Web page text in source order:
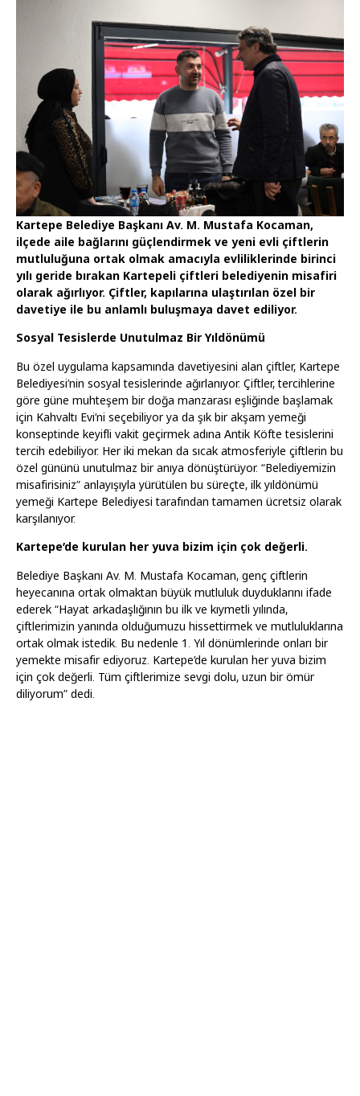
Kartepe Belediye Başkanı Av. M. Mustafa Kocaman,
ilçede aile bağlarını güçlendirmek ve yeni evli çiftlerin
mutluluğuna ortak olmak amacıyla evliliklerinde birinci
yılı geride bırakan Kartepeli çiftleri belediyenin misafiri
olarak ağırlıyor. Çiftler, kapılarına ulaştırılan özel bir
davetiye ile bu anlamlı buluşmaya davet ediliyor.
Sosyal Tesislerde Unutulmaz Bir Yıldönümü
Bu özel uygulama kapsamında davetiyesini alan çiftler, Kartepe
Belediyesi’nin sosyal tesislerinde ağırlanıyor. Çiftler, tercihlerine
göre güne muhteşem bir doğa manzarası eşliğinde başlamak
için Kahvaltı Evi’ni seçebiliyor ya da şık bir akşam yemeği
konseptinde keyifli vakit geçirmek adına Antik Köfte tesislerini
tercih edebiliyor. Her iki mekan da sıcak atmosferiyle çiftlerin bu
özel gününü unutulmaz bir anıya dönüştürüyor. “Belediyemizin
misafirisiniz” anlayışıyla yürütülen bu süreçte, ilk yıldönümü
yemeği Kartepe Belediyesi tarafından tamamen ücretsiz olarak
karşılanıyor.
Kartepe’de kurulan her yuva bizim için çok değerli.
Belediye Başkanı Av. M. Mustafa Kocaman, genç çiftlerin
heyecanına ortak olmaktan büyük mutluluk duyduklarını ifade
ederek “Hayat arkadaşlığının bu ilk ve kıymetli yılında,
çiftlerimizin yanında olduğumuzu hissettirmek ve mutluluklarına
ortak olmak istedik. Bu nedenle 1. Yıl dönümlerinde onları bir
yemekte misafir ediyoruz. Kartepe’de kurulan her yuva bizim
için çok değerli. Tüm çiftlerimize sevgi dolu, uzun bir ömür
diliyorum” dedi.